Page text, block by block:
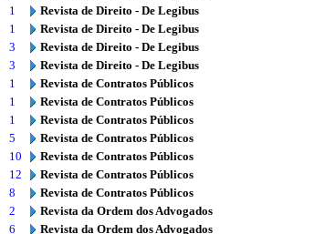
1
Revista de Direito - De Legibus
1
Revista de Direito - De Legibus
3
Revista de Direito - De Legibus
3
Revista de Direito - De Legibus
1
Revista de Contratos Públicos
1
Revista de Contratos Públicos
1
Revista de Contratos Públicos
5
Revista de Contratos Públicos
10
Revista de Contratos Públicos
12
Revista de Contratos Públicos
8
Revista de Contratos Públicos
2
Revista da Ordem dos Advogados
6
Revista da Ordem dos Advogados